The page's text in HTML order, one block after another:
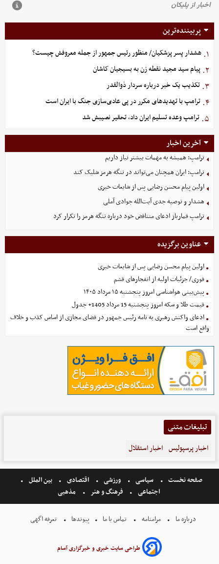
پربیننده‌ترین
۱. هشدار پسر پزشکیان/ منظور رئیس جمهور از جمله معروفش چیست؟
۲. پیام سید مجید نقطه زن به بسیجیان کاشان
۳. تکذیب یک خبر درباره سردار ذوالقدر
۴. ترامپ با تهدیدهای مکرر در پی عادی‌سازی جنگ با ایران است
۵. ترامپ وعده تسلیم ایران داد، تحقیر نصیبش شد
آخرین اخبار
ترامپ: همیشه به مهمات بیشتر نیاز داریم
ترامپ: ایران همچنان می‌تواند در تنگه هرمز شلیک کند
اولین پیام محسن رضایی پس از شایعات خبری
هشدار و توصیه جدی آیت‌الله جوادی آملی
ترامپ قمارباز ادعای متناقض خود درباره تنگه هرمز را تکرار کرد
عناوین برگزیده
اولین پیام محسن رضایی پس از شایعات خبری
فوری/ جزئیات اولیه از انفجارهای قشم
پیش‌بینی هواشناسی امروز پنجشنبه ۱۵ مرداد ۱۴۰۵
قیمت طلا و سکه امروز پنجشنبه 15 مرداد 1405+ جدول
ادعای واکنش رهبری به نامه رئیس جمهور در فضای مجازی از اساس کذب و خلاف
واقع است
تبلیغات متنی
اخبار پرسپولیس اخبار استقلال
صفحه نخست سیاسی ورزشی اقتصادی
بین الملل
اجتماعی
فرهنگ و هنر مذهبی
درباره ما مرامنامه تماس با ما پیوندها تعرفه اگهی
طراحی سایت خبری و خبرگزاری آسام